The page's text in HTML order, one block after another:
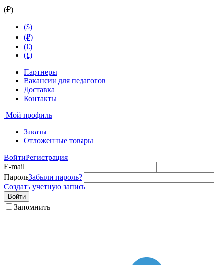
(₽)
($)
(₽)
(€)
(£)
Партнеры
Вакансии для педагогов
Доставка
Контакты
Мой профиль
Заказы
Отложенные товары
ВойтиРегистрация
E-mail
ПарольЗабыли пароль?
Создать учетную запись
Войти
Запомнить